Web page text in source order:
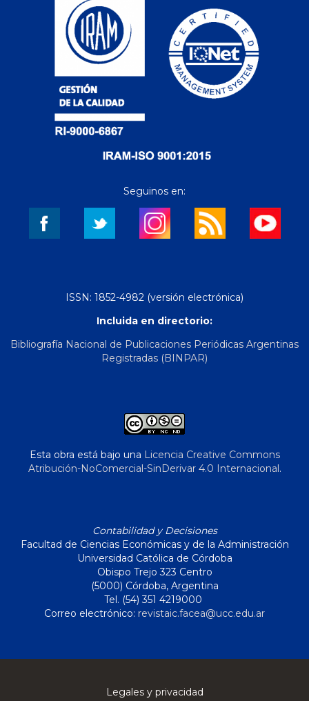
Seguinos en:
ISSN: 1852-4982 (versión electrónica)
Incluida en directorio:
Bibliografía Nacional de Publicaciones Periódicas Argentinas
Registradas (BINPAR)
Esta obra está bajo una Licencia Creative Commons
Atribución-NoComercial-SinDerivar 4.0 Internacional.
Contabilidad y Decisiones
Facultad de Ciencias Económicas y de la Administración
Universidad Católica de Córdoba
Obispo Trejo 323 Centro
(5000) Córdoba, Argentina
Tel. (54) 351 4219000
Correo electrónico: revistaic.facea@ucc.edu.ar
Legales y privacidad